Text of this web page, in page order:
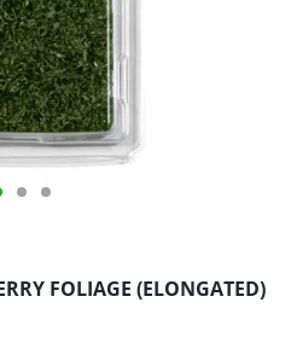
FOLIAGE (ELONGATED)